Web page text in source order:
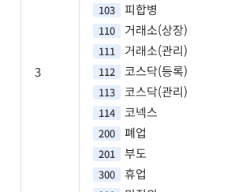
3
103 피합병
110 거래소(상장)
111 거래소(관리)
112 코스닥(등록)
113 코스닥(관리)
114 코넥스
200 폐업
201 부도
300 휴업